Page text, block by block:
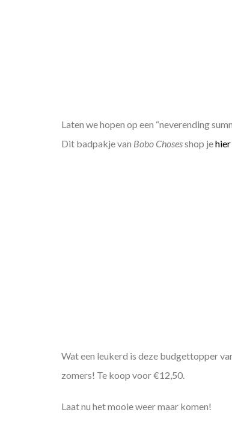
Laten we hopen op een “neverending
Dit badpakje van Bobo Chosesshop jehier
Wat een leukerd is deze budgettopper
zomers! Te koop voor €12,50.
Laat nu het mooie weer maar komen!